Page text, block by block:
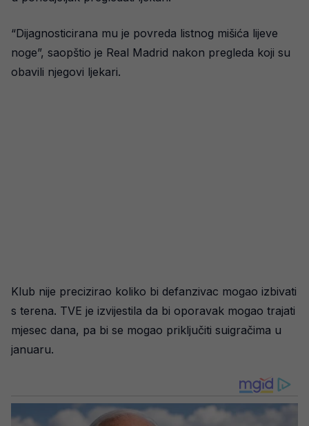
“Dijagnosticirana mu je povreda listnog mišića lijeve
noge”, saopštio je Real Madrid nakon pregleda koji su
obavili njegovi ljekari.
Klub nije precizirao koliko bi defanzivac mogao izbivati
s terena. TVE je izvijestila da bi oporavak mogao trajati
mjesec dana, pa bi se mogao priključiti suigračima u
januaru.